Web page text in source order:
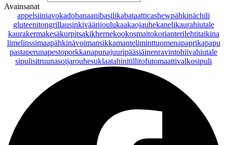
Avainsanat
appelsiiniavokadobanaanibasilikabataatticashewpähkinächili
gluteenitongrillausinkiväärijoulukaakaojauhekanelikaurahiutale
kaurakermakesäkurpitsakikhernekookosmaitokorianterilehtitaikina
limelinssimaapähkinävoimansikkamanteliminttuomenapaprikapapu
pastaperunapestoporkkanapunajuuripääsiäinenravintohiivahiutale
sipulisitruunasoijarouhesuklaatahinitillitofutomaattivalkosipuli